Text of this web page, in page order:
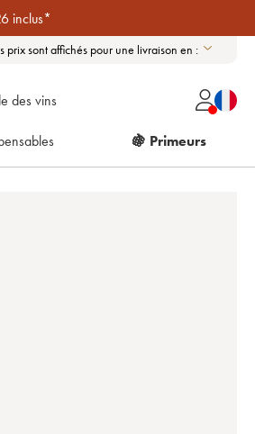
inclus*
prix sont affichés pour une livraison en :
des vins
🍇 Primeurs